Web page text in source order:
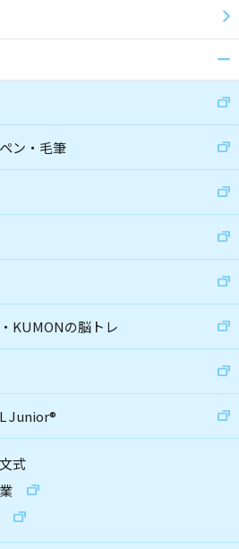
ン・毛筆
KUMONの脳トレ
Junior®
式